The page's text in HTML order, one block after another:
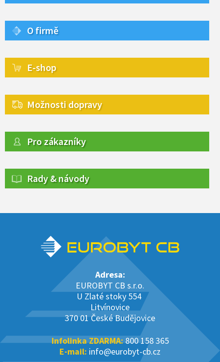
O firmě
E-shop
Možnosti dopravy
Pro zákazníky
Rady & návody
Adresa:
EUROBYT CB s.r.o.
U Zlaté stoky 554
Litvínovice
370 01 České Budějovice
Infolinka ZDARMA:800 158 365
E-mail: info@eurobyt-cb.cz